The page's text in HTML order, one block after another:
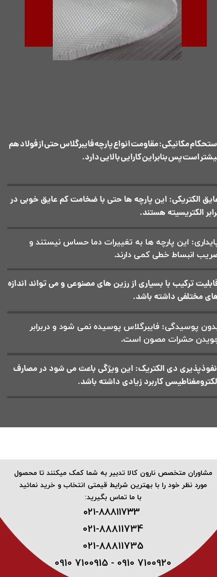
مکانیکی: مقاومت انواع پارچه فایبرگلاس حتی از فولاد هم
است پس بنابراین کارایی بالایی دارد.
ترکیب با بسیاری از رزین های مصنوعی و می تواند اندازه
مختلفی داشته باشد.
الکتریکی: این پارچه ها حتی با ضخامت کم عایق خوبی در
الکتریسیته هستند.
پوسیدگی: فایبرگلاس پوسیده نمی شود و دربرابر
حشرات مصون است.
این پارچه ها به تغییرات دما حساس نیستند و
انبساط خطی کمی دارند.
نفوذپذیری دی الکتریک: این ویژگی باعث می شود در مصارف
کاربرد زیادی داشته باشد.
​مشاوران متخصص نارون کالا تدبیر به شما کمک میکنند تا محصول
مورد نظر خود را با بهترین شرایط قیمتی انتخاب و خرید نمائید
با ما تماس بگیرید:
۰۲۱-۸۸۸۱۱۷۳3 ​
021-88811734
021-88811735
0910 7100915 - 0910 7100920